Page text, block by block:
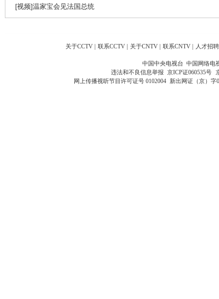
[视频]温家宝会见法国总统
关于CCTV 联系CCTV 关于CNTV 联系CNTV 人才招聘
中国中央电视台 中国网络电
违法和不良信息举报 京ICP证060535号
网上传播视听节目许可证号 0102004 新出网证（京）